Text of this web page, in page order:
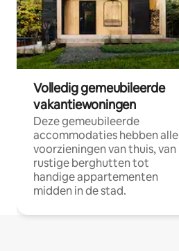
Volledig gemeubileerde
vakantiewoningen
Deze gemeubileerde
accommodaties hebben alle
voorzieningen van thuis, van
rustige berghutten tot
handige appartementen
midden in de stad.